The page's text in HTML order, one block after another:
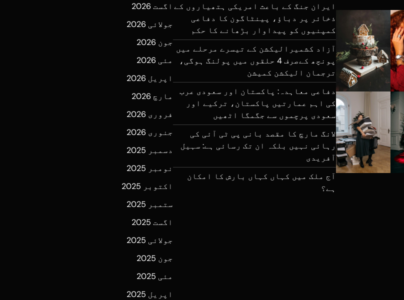
ایران جنگ کے باعث امریکی ہتھیاروں کے
ذخائر پر دباؤ، پینٹاگون کا دفاعی
کمپنیوں کو پیداوار بڑھانے کا حکم
آزاد کشمیرالیکشن کے تیسرے مرحلے میں
پونچھ کےصرف 4 حلقوں میں پولنگ ہوگی،
ترجمان الیکشن کمیشن
دفاعی معاہدہ: پاکستان اور سعودی عرب
کی اہم عمارتیں پاکستان، ترکیے اور
سعودی پرچموں سے جگمگا اٹھیں
لانگ مارچ کا مقصد بانی پی ٹی آئی کی
رہائی نہیں بلکہ ان تک رسائی ہے: سہیل
آفریدی
آج ملک میں کہاں کہاں بارش کا امکان
ہے؟
اگست 2026
جولائی 2026
جون 2026
مئی 2026
اپریل 2026
مارچ 2026
فروری 2026
جنوری 2026
دسمبر 2025
نومبر 2025
اکتوبر 2025
ستمبر 2025
اگست 2025
جولائی 2025
جون 2025
مئی 2025
اپریل 2025